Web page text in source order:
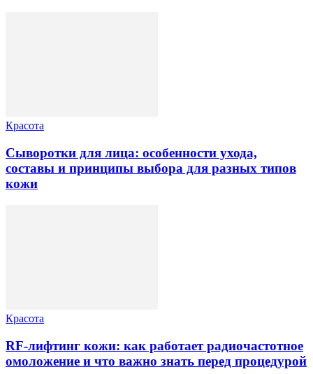
Красота
Сыворотки для лица: особенности ухода,
составы и принципы выбора для разных типов
кожи
Красота
RF-лифтинг кожи: как работает радиочастотное
омоложение и что важно знать перед процедурой